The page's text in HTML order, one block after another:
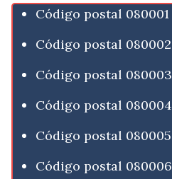
Código postal 080001
Código postal 080002
Código postal 080003
Código postal 080004
Código postal 080005
Código postal 080006